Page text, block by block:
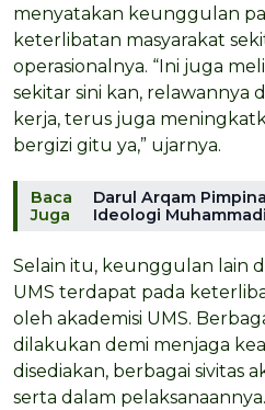
menyatakan keunggulan
keterlibatan masyarakat
operasionalnya. “Ini juga
sekitar sini kan, relawannya
kerja, terus juga
bergizi gitu ya,” ujarnya.
Baca
Juga
Darul Arqam
Ideologi
Selain itu, keunggulan lain
UMS terdapat pada
oleh akademisi UMS.
dilakukan demi menjaga
disediakan, berbagai sivitas
serta dalam pelaksanaannya.